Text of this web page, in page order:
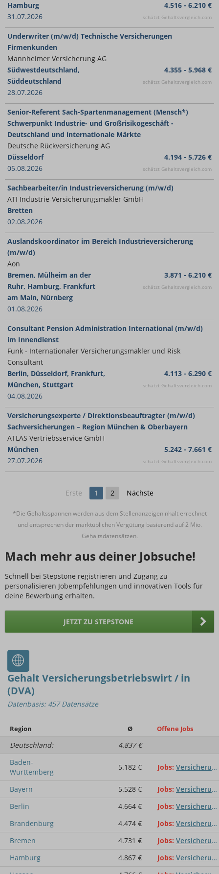
Hamburg
31.07.2026
4.516 - 6.210 €
schätzt Gehaltsvergleich.com
Underwriter (m/w/d) Technische Versicherungen
Firmenkunden
Mannheimer Versicherung AG
Südwestdeutschland,
Süddeutschland
28.07.2026
4.355 - 5.968 €
schätzt Gehaltsvergleich.com
Senior-Referent Sach-Spartenmanagement (Mensch*)
Schwerpunkt Industrie- und Großrisikogeschäft -
Deutschland und internationale Märkte
Deutsche Rückversicherung AG
Düsseldorf
05.08.2026
4.194 - 5.726 €
schätzt Gehaltsvergleich.com
Sachbearbeiter/in Industrieversicherung (m/w/d)
ATI Industrie-Versicherungsmakler GmbH
Bretten
02.08.2026
Auslandskoordinator im Bereich Industrieversicherung
(m/w/d)
Aon
Bremen, Mülheim an der
Ruhr, Hamburg, Frankfurt
am Main, Nürnberg
01.08.2026
3.871 - 6.210 €
schätzt Gehaltsvergleich.com
Consultant Pension Administration International (m/w/d)
im Innendienst
Funk - Internationaler Versicherungsmakler und Risk
Consultant
Berlin, Düsseldorf, Frankfurt,
München, Stuttgart
04.08.2026
4.113 - 6.290 €
schätzt Gehaltsvergleich.com
Versicherungsexperte / Direktionsbeauftragter (m/w/d)
Sachversicherungen – Region München & Oberbayern
ATLAS Vertriebsservice GmbH
München
27.07.2026
5.242 - 7.661 €
schätzt Gehaltsvergleich.com
Erste 1 2 Nächste
*Die Gehaltsspannen werden aus dem Stellenanzeigeninhalt errechnet
und entsprechen der marktüblichen Vergütung basierend auf 2 Mio.
Gehaltsdatensätzen.
Mach mehr aus deiner Jobsuche!
Schnell bei Stepstone registrieren und Zugang zu
personalisieren Jobempfehlungen und innovativen Tools für
deine Bewerbung erhalten.
JETZT ZU STEPSTONE
Gehalt Versicherungsbetriebswirt / in
(DVA)
Datenbasis: 457 Datensätze
Region Ø Offene Jobs
Deutschland:
4.837 €
Baden-
Württemberg
5.182 € Jobs Versicherungsbetriebswirt / in (DVA)
Bayern 5.528 € Jobs Versicherungsbetriebswirt / in (DVA)
Berlin
4.664 € Jobs Versicherungsbetriebswirt / in (DVA)
Brandenburg
4.474 € Jobs Versicherungsbetriebswirt / in (DVA)
Bremen
4.731 € Jobs Versicherungsbetriebswirt / in (DVA)
Hamburg
4.867 € Jobs Versicherungsbetriebswirt / in (DVA)